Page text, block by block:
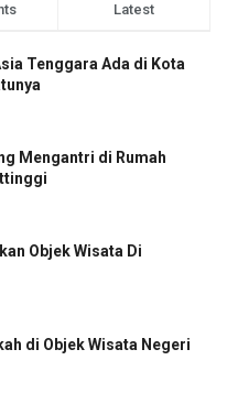
Latest
Tenggara Ada di Kota
Mengantri di Rumah
Objek Wisata Di
di Objek Wisata Negeri